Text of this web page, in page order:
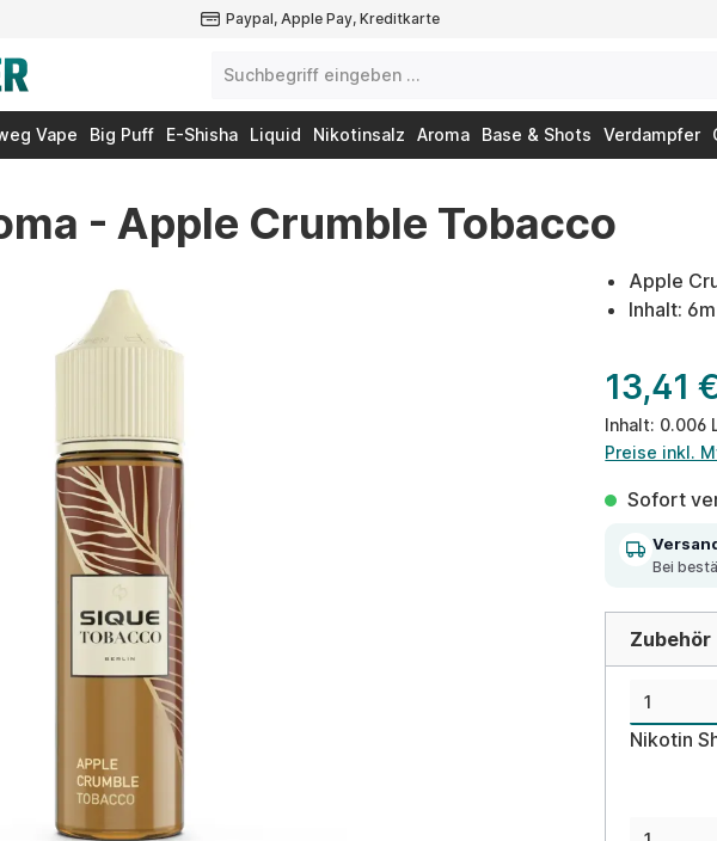
Paypal, Apple Pay, Kreditkarte
Vape Big Puff E-Shisha Liquid Nikotinsalz Aroma Base & Shots Verdampfer
- Apple Crumble Tobacco
Apple
Inhalt:
13,41
Inhalt: 0.006
Preise inkl.
Sofort
Bei
Nikotin